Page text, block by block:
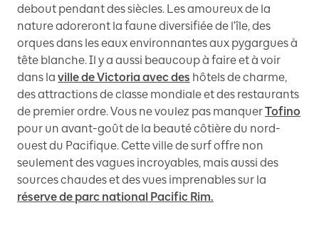
debout pendant des siècles. Les amoureux de la
nature adoreront la faune diversifiée de l'île, des
orques dans les eaux environnantes aux pygargues à
tête blanche. Il y a aussi beaucoup à faire et à voir
dans la ville de Victoria avec des hôtels de charme,
des attractions de classe mondiale et des restaurants
de premier ordre. Vous ne voulez pas manquerTofino
pour un avant-goût de la beauté côtière du nord-
ouest du Pacifique. Cette ville de surf offre non
seulement des vagues incroyables, mais aussi des
sources chaudes et des vues imprenables sur la
réserve de parc national Pacific Rim.